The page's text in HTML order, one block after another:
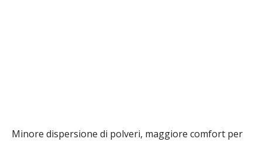
Minore dispersione di polveri, maggiore comfort per